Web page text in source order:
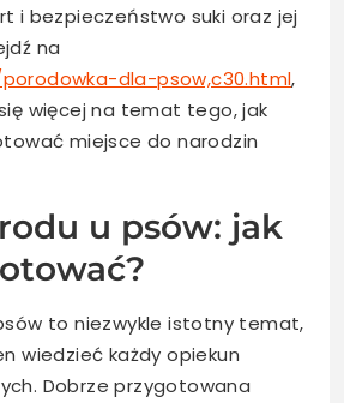
i bezpieczeństwo suki oraz jej
na
dla-psow,c30.html,
więcej na temat tego, jak
miejsce do narodzin
u psów: jak
to niezwykle istotny temat,
wiedzieć każdy opiekun
Dobrze przygotowana